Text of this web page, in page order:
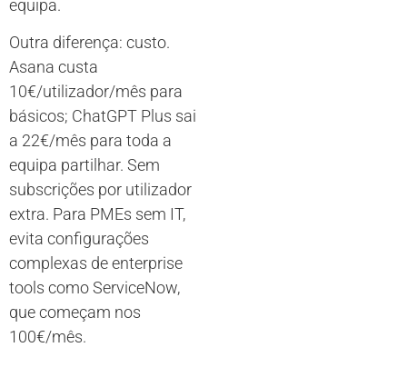
equipa.
Outra diferença: custo.
Asana custa
10€/utilizador/mês para
básicos; ChatGPT Plus sai
a 22€/mês para toda a
equipa partilhar. Sem
subscrições por utilizador
extra. Para PMEs sem IT,
evita configurações
complexas de enterprise
tools como ServiceNow,
que começam nos
100€/mês.